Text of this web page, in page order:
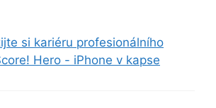
si kariéru profesionálního
Hero - iPhone v kapse